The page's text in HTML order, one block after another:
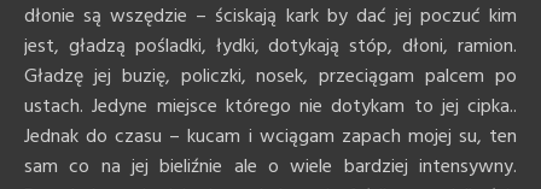
dłonie są wszędzie – ściskają kark by dać jej poczuć kim
jest, gładzą pośladki, łydki, dotykają stóp, dłoni, ramion.
Gładzę jej buzię, policzki, nosek, przeciągam palcem po
ustach. Jedyne miejsce którego nie dotykam to jej cipka..
Jednak do czasu – kucam i wciągam zapach mojej su, ten
sam co na jej bieliźnie ale o wiele bardziej intensywny.